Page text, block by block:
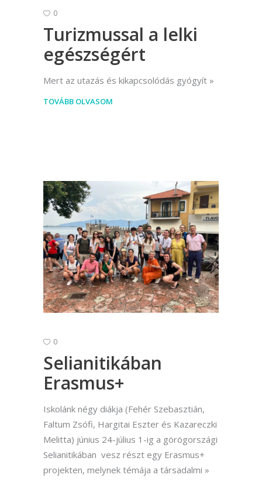
0
Turizmussal a lelki
egészségért
Mert az utazás és kikapcsolódás gyógyít
TOVÁBB OLVASOM
0
Selianitikában
Erasmus+
Iskolánk négy diákja (Fehér Szebasztián,
Faltum Zsófi, Hargitai Eszter és Kazareczki
Melitta) június 24-július 1-ig a görögországi
Selianitikában vesz részt egy Erasmus+
projekten, melynek témája a társadalmi